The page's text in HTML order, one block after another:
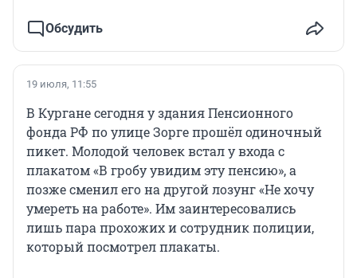
Обсудить
19 июля, 11:55
В Кургане сегодня у здания Пенсионного
фонда РФ по улице Зорге прошёл одиночный
пикет. Молодой человек встал у входа с
плакатом «В гробу увидим эту пенсию», а
позже сменил его на другой лозунг «Не хочу
умереть на работе». Им заинтересовались
лишь пара прохожих и сотрудник полиции,
который посмотрел плакаты.